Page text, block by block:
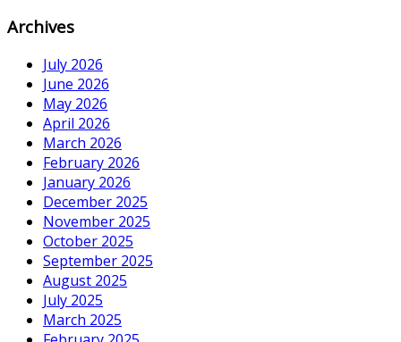
Archives
July 2026
June 2026
May 2026
April 2026
March 2026
February 2026
January 2026
December 2025
November 2025
October 2025
September 2025
August 2025
July 2025
March 2025